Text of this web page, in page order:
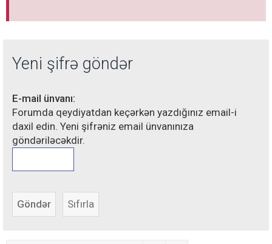
Yeni şifrə göndər
E-mail ünvanı:
Forumda qeydiyatdan keçərkən yazdığınız email-i
daxil edin. Yeni şifrəniz email ünvanınıza
göndəriləcəkdir.